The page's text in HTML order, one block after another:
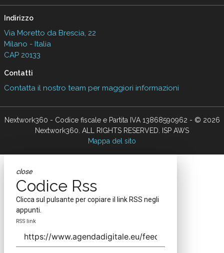
Indirizzo
Via Moretto da Brescia, 22
Milano - Italia
CAP 20133
Contatti
Contatta il nostro team per maggiori informazioni
Nextwork360 - Codice fiscale e Partita IVA 13868590962 - © 2026
Nextwork360. ALL RIGHTS RESERVED. ISP AWS
Mappa del sito
close
Codice Rss
Clicca sul pulsante per copiare il link RSS negli
appunti.
RSS link